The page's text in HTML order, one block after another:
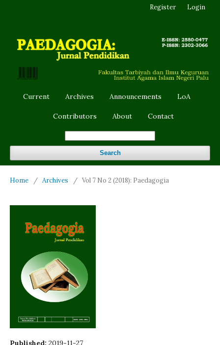
Current Archives Announcements LoA
Contributors About Contact
Search
Register Login
Home / Archives / Vol 7 No 2 (2018): Paedagogia
Published: 2019-11-27